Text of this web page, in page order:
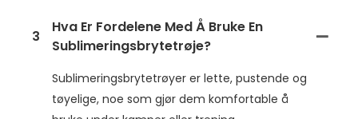
3
Hva Er Fordelene Med Å Bruke En
Sublimeringsbrytetrøje?
Sublimeringsbrytetrøyer er lette, pustende og
tøyelige, noe som gjør dem komfortable å